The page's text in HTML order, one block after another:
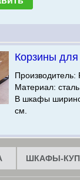
Корзины
Материал:
В шкафы
см.
ШКАФЫ-